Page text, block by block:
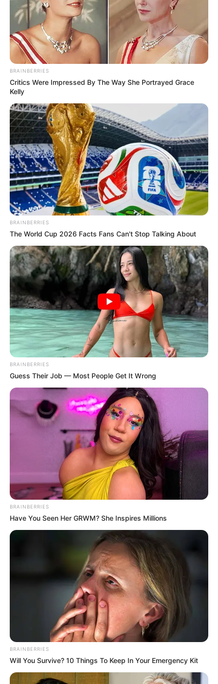
BRAINBERRIES
Critics Were Impressed By The Way She Portrayed Grace
Kelly
BRAINBERRIES
The World Cup 2026 Facts Fans Can't Stop Talking About
BRAINBERRIES
Guess Their Job — Most People Get It Wrong
BRAINBERRIES
Have You Seen Her GRWM? She Inspires Millions
BRAINBERRIES
Will You Survive? 10 Things To Keep In Your Emergency Kit